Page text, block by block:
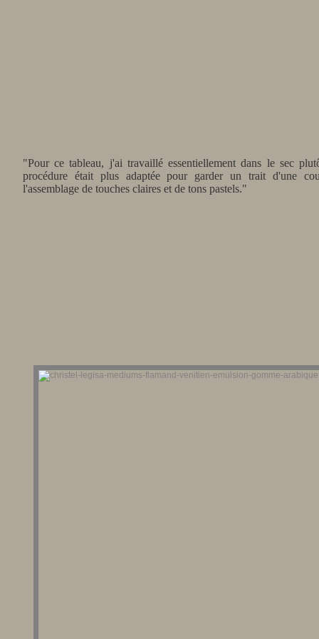
"Pour ce tableau, j'ai travaillé essentiellement dans le sec
procédure était plus adaptée pour garder un trait d'une
l'assemblage de touches claires et de tons pastels."